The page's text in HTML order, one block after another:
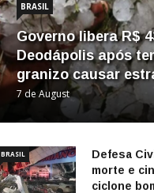
BRASIL
Governo libera R$
Deodápolis após
granizo causar
7 de August
BRASIL
Defesa
morte e
ciclone